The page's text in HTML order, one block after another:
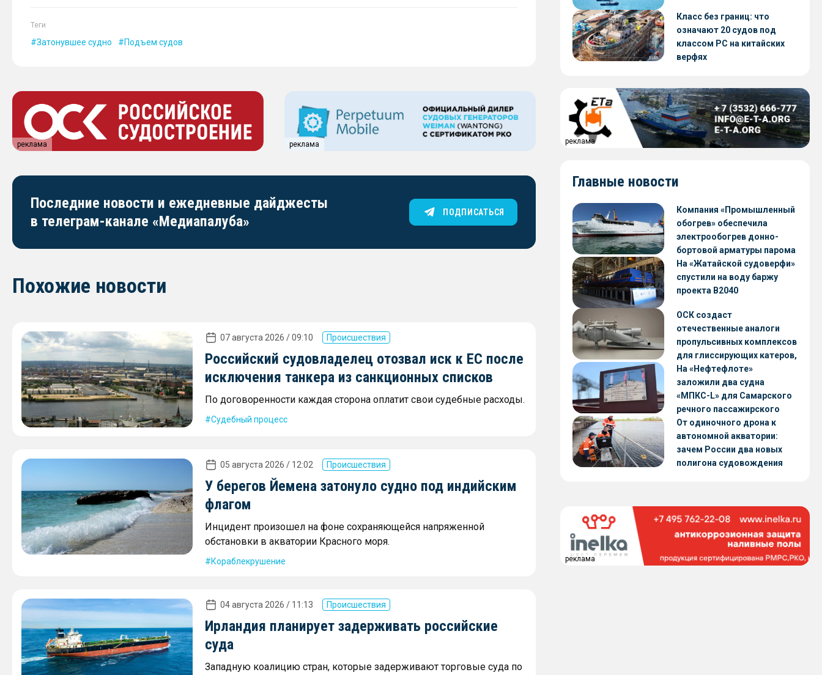
Теги
Затонувшее судно Подъем судов
реклама реклама
Последние новости и ежедневные дайджесты
в телеграм-канале «Медиапалуба»
ПОДПИСАТЬСЯ
Похожие новости
07 августа 2026 / 09:10 Происшествия
Российский судовладелец отозвал иск к ЕС после
исключения танкера из санкционных списков
По договоренности каждая сторона оплатит свои судебные расходы.
Судебный процесс
05 августа 2026 / 12:02 Происшествия
У берегов Йемена затонуло судно под индийским
флагом
Инцидент произошел на фоне сохраняющейся напряженной
обстановки в акватории Красного моря.
Кораблекрушение
04 августа 2026 / 11:13 Происшествия
Ирландия планирует задерживать российские
суда
Западную коалицию стран, которые задерживают торговые суда по
Класс без границ: что
означают 20 судов под
классом РС на китайских
верфях
реклама
Главные новости
Компания «Промышленный
обогрев» обеспечила
электрообогрев донно-
бортовой арматуры парома
«Петропавловск» проекта
CNF22
На «Жатайской судоверфи»
спустили на воду баржу
проекта В2040
ОСК создаст
отечественные аналоги
пропульсивных комплексов
для глиссирующих катеров,
скоростных судов и судов с
малой осадкой
На «Нефтефлоте»
заложили два судна
«МПКС-L» для Самарского
речного пассажирского
предприятия
От одиночного дрона к
автономной акватории:
зачем России два новых
полигона судовождения
реклама